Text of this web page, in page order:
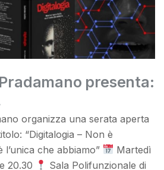
presenta:
organizza una serata aperta
“Digitalogia – Non è
l’unica che abbiamo”
Martedì
20.30
Sala Polifunzionale di